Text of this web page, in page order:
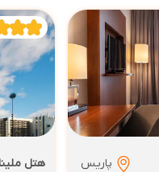
پاریس هتل